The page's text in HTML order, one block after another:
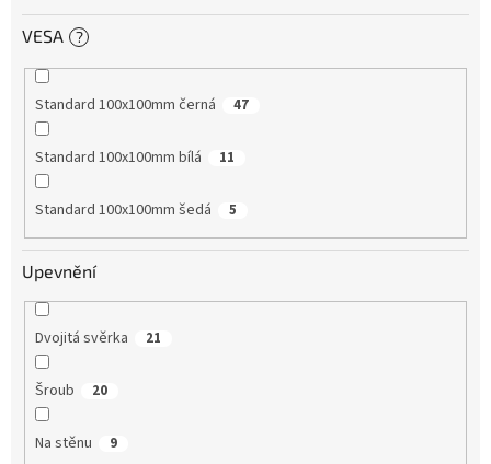
VESA ?
Standard 100x100mm černá 47
Standard 100x100mm bílá 11
Standard 100x100mm šedá 5
Upevnění
Dvojitá svěrka 21
Šroub 20
Na stěnu 9